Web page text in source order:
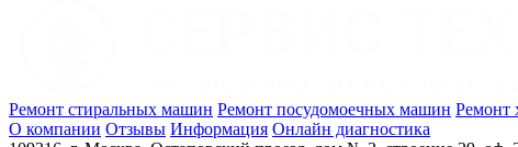
Ремонт стиральных машин Ремонт посудомоечных машин Ремонт
О компании Отзывы Информация Онлайн диагностика